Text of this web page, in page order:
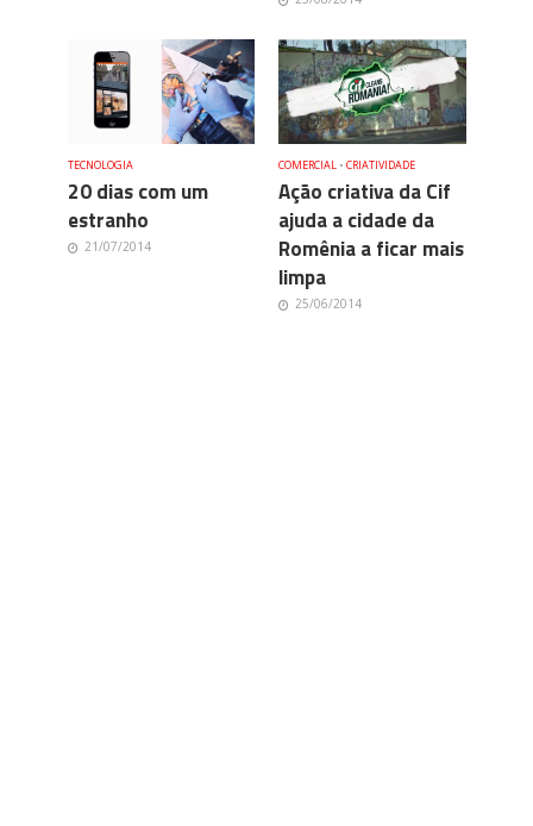
TECNOLOGIA
20 dias com um
estranho
21/07/2014
COMERCIAL • CRIATIVIDADE
Ação criativa da Cif
ajuda a cidade da
Romênia a ficar mais
limpa
25/06/2014